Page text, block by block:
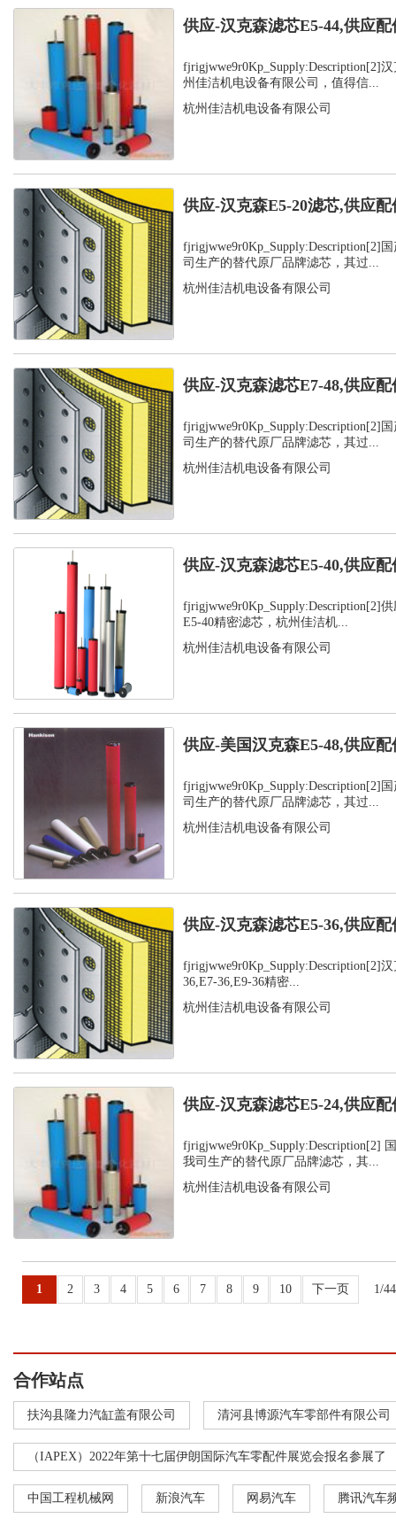
供应-汉克森滤芯E5-44,供应配
fjrigjwwe9r0Kp_Supply:Description[2]
州佳洁机电设备有限公司，值得信...
杭州佳洁机电设备有限公司
供应-汉克森E5-20滤芯,供应配
fjrigjwwe9r0Kp_Supply:Description[2]
司生产的替代原厂品牌滤芯，其过...
杭州佳洁机电设备有限公司
供应-汉克森滤芯E7-48,供应配
fjrigjwwe9r0Kp_Supply:Description[2]
司生产的替代原厂品牌滤芯，其过...
杭州佳洁机电设备有限公司
供应-汉克森滤芯E5-40,供应配
fjrigjwwe9r0Kp_Supply:Description[2]
E5-40精密滤芯，杭州佳洁机...
杭州佳洁机电设备有限公司
供应-美国汉克森E5-48,供应配
fjrigjwwe9r0Kp_Supply:Description[2]
司生产的替代原厂品牌滤芯，其过...
杭州佳洁机电设备有限公司
供应-汉克森滤芯E5-36,供应配
fjrigjwwe9r0Kp_Supply:Description[2]
36,E7-36,E9-36精密...
杭州佳洁机电设备有限公司
供应-汉克森滤芯E5-24,供应配
fjrigjwwe9r0Kp_Supply:Description[2]
我司生产的替代原厂品牌滤芯，其...
杭州佳洁机电设备有限公司
1 2 3 4 5 6 7 8 9 10 下一页 1/
合作站点
扶沟县隆力汽缸盖有限公司 清河县博源汽车零部件有限公司
（IAPEX）2022年第十七届伊朗国际汽车零配件展览会报名参展了
中国工程机械网 新浪汽车 网易汽车 腾讯汽车